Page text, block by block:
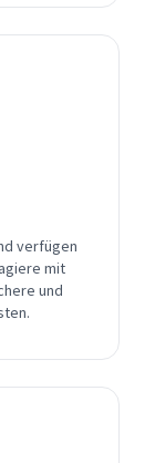
verfügen
mit
und